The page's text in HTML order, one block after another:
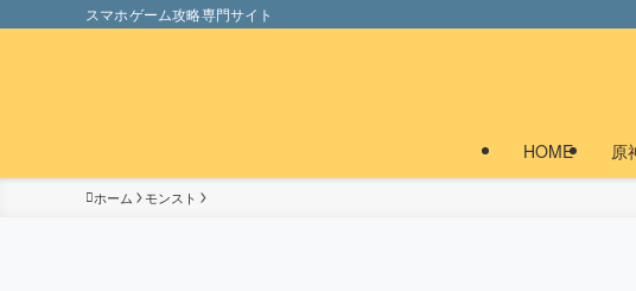
スマホゲーム攻略専門サイト
HOME 原
ホーム モンスト